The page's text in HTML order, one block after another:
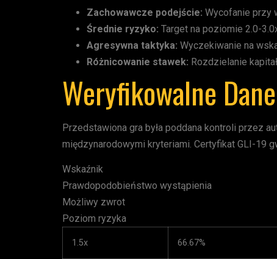
Zachowawcze podejście: Wycofanie przy
Średnie ryzyko: Target na poziomie 2.0-
Agresywna taktyka: Wyczekiwanie na
Różnicowanie stawek: Rozdzielanie
Weryfikowalne
Przedstawiona gra była poddana kontroli przez
międzynarodowymi kryteriami. Certyfikat GLI-19
Wskaźnik
Prawdopodobieństwo wystąpienia
Możliwy zwrot
Poziom ryzyka
1.5x 66.67%